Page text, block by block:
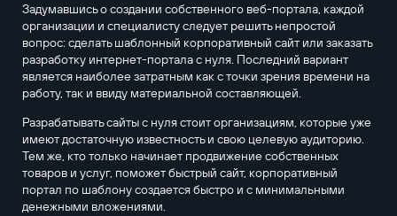
Задумавшись о создании собственного веб-портала, каждой
организации и специалисту следует решить непростой
вопрос: сделать шаблонный корпоративный сайт или заказать
разработку интернет-портала с нуля. Последний вариант
является наиболее затратным как с точки зрения времени на
работу, так и ввиду материальной составляющей.
Разрабатывать сайты с нуля стоит организациям, которые уже
имеют достаточную известность и свою целевую аудиторию.
Тем же, кто только начинает продвижение собственных
товаров и услуг, поможет быстрый сайт, корпоративный
портал по шаблону создается быстро и с минимальными
денежными вложениями.